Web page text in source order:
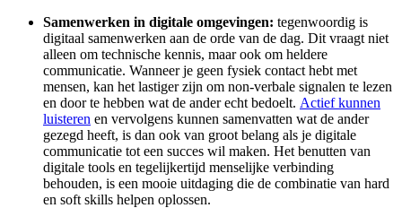
Samenwerken in digitale omgevingen: tegenwoordig is
digitaal samenwerken aan de orde van de dag. Dit vraagt niet
alleen om technische kennis, maar ook om heldere
communicatie. Wanneer je geen fysiek contact hebt met
mensen, kan het lastiger zijn om non-verbale signalen te lezen
en door te hebben wat de ander echt bedoelt. Actief kunnen
luisteren en vervolgens kunnen samenvatten wat de ander
gezegd heeft, is dan ook van groot belang als je digitale
communicatie tot een succes wil maken. Het benutten van
digitale tools en tegelijkertijd menselijke verbinding
behouden, is een mooie uitdaging die de combinatie van hard
en soft skills helpen oplossen.